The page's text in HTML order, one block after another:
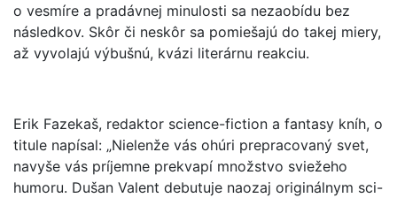
o vesmíre a pradávnej minulosti sa nezaobídu bez
následkov. Skôr či neskôr sa pomiešajú do takej miery,
až vyvolajú výbušnú, kvázi literárnu reakciu.
Erik Fazekaš, redaktor science-fiction a fantasy kníh, o
titule napísal: „Nielenže vás ohúri prepracovaný svet,
navyše vás príjemne prekvapí množstvo sviežeho
humoru. Dušan Valent debutuje naozaj originálnym sci-